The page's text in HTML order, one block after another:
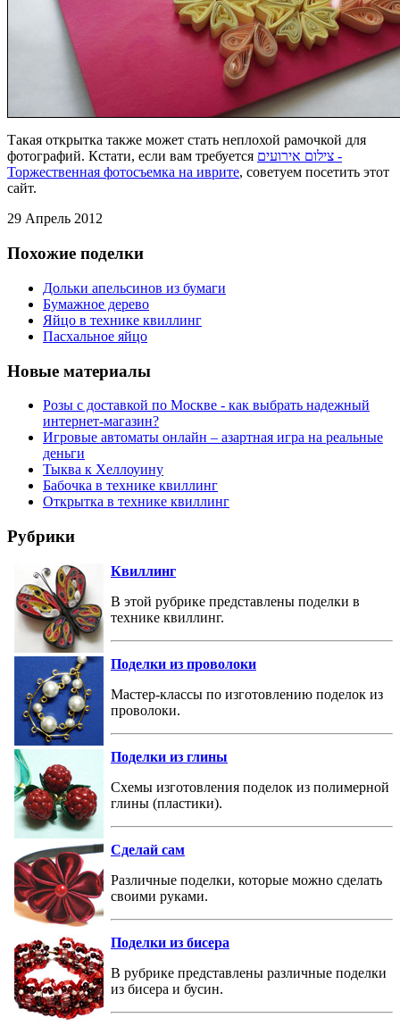
Такая открытка также может стать неплохой рамочкой для
фотографий. Кстати, если вам требуется צילום אירועים -
Торжественная фотосъемка на иврите, советуем посетить этот
сайт.
29 Апрель 2012
Похожие поделки
Дольки апельсинов из бумаги
Бумажное дерево
Яйцо в технике квиллинг
Пасхальное яйцо
Новые материалы
Розы с доставкой по Москве - как выбрать надежный
интернет-магазин?
Игровые автоматы онлайн – азартная игра на реальные
деньги
Тыква к Хеллоуину
Бабочка в технике квиллинг
Открытка в технике квиллинг
Рубрики
Квиллинг
В этой рубрике представлены поделки в
технике квиллинг.
Поделки из проволоки
Мастер-классы по изготовлению поделок из
проволоки.
Поделки из глины
Схемы изготовления поделок из полимерной
глины (пластики).
Сделай сам
Различные поделки, которые можно сделать
своими руками.
Поделки из бисера
В рубрике представлены различные поделки
из бисера и бусин.